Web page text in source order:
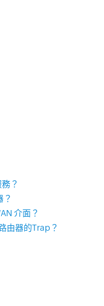
？
？
介面？
由器的Trap？